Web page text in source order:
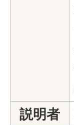
説明者